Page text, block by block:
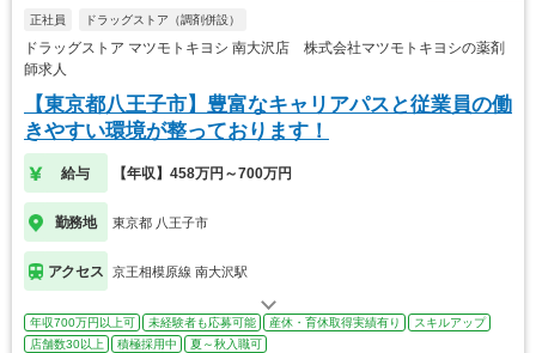
正社員 ドラッグストア（調剤併設）
ドラッグストア マツモトキヨシ 南大沢店 株式会社マツモトキヨシの薬剤
師求人
【東京都八王子市】豊富なキャリアパスと従業員の働
きやすい環境が整っております！
給与 【年収】458万円～700万円
勤務地 東京都 八王子市
アクセス 京王相模原線 南大沢駅
年収700万円以上可 未経験者も応募可能 産休・育休取得実績有り
スキルアップ
店舗数30以上
積極採用中 夏～秋入職可